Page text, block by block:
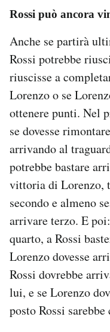
Rossi può ancora
Anche se partirà
Rossi potrebbe
riuscisse a
Lorenzo o se
ottenere punti. Nel
se dovesse
arrivando al
potrebbe bastare
vittoria di Lorenzo,
secondo e almeno
arrivare terzo. E
quarto, a Rossi
Lorenzo dovesse
Rossi dovrebbe
lui, e se Lorenzo
posto Rossi sarebbe